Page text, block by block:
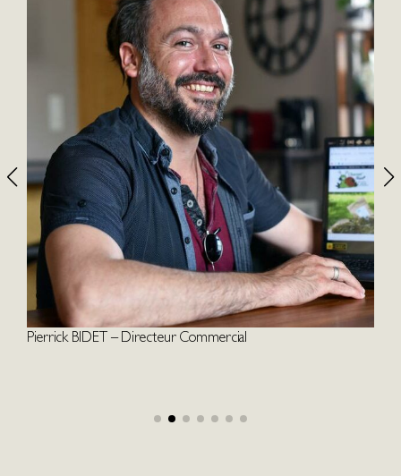
Pierrick BIDET – Directeur Commercial